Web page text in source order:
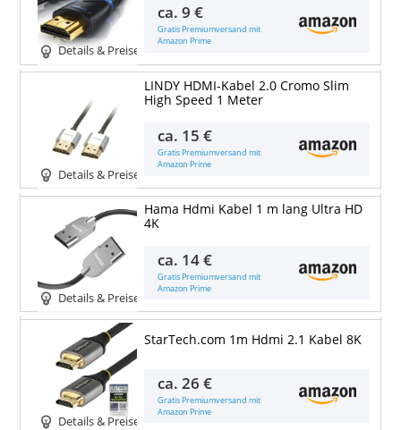
Details & Preise
ca.9 €
Gratis Premiumversand mit
Amazon Prime
Details & Preise
LINDY HDMI-Kabel 2.0 Cromo Slim
High Speed 1 Meter
ca. 15 €
Gratis Premiumversand mit
Amazon Prime
Details & Preise
Hama Hdmi Kabel 1 m lang Ultra HD
4K
ca. 14 €
Gratis Premiumversand mit
Amazon Prime
Details & Preise
StarTech.com 1m Hdmi 2.1 Kabel 8K
ca.26 €
Gratis Premiumversand mit
Amazon Prime